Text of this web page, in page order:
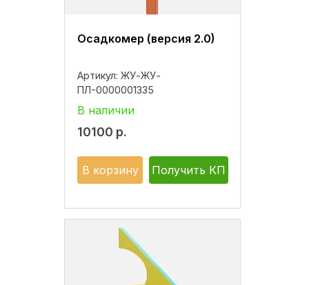
Осадкомер (версия 2.0)
Артикул: ЖУ-ЖУ-
ПЛ-0000001335
В наличии
10100 р.
В корзину Получить КП